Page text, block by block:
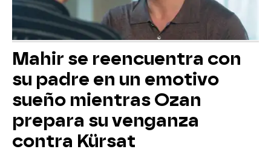
Mahir se reencuentra con
su padre en un emotivo
sueño mientras Ozan
prepara su venganza
contra Kürsat